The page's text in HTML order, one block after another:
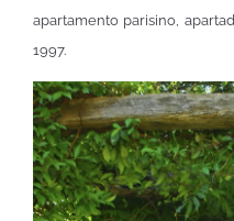
apartamento parisino,
1997.